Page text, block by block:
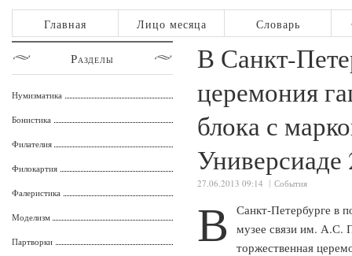
Главная Лицо месяца Словарь
В Санкт-
церемония
блока с
Универсиаде
27.06.2013 09:14 События
В
Санкт-Петербурге в
музее связи им. А.С.
торжественная
Разделы
Нумизматика
Бонистика
Филателия
Филокартия
Фалеристика
Моделизм
Партворки